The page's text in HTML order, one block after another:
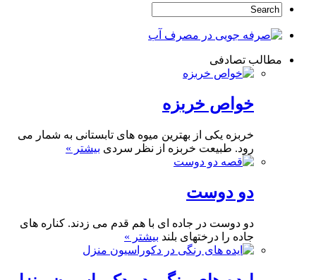
مطالب تصادفی
خواص خربزه
خربزه یکی از بهترین میوه های تابستانی به شمار می
رود. طبیعت خربزه از نظر سردی بیشتر »
دو دوست
دو دوست در جاده ای با هم قدم می زدند. کناره های
جاده را درختهای بلند بیشتر »